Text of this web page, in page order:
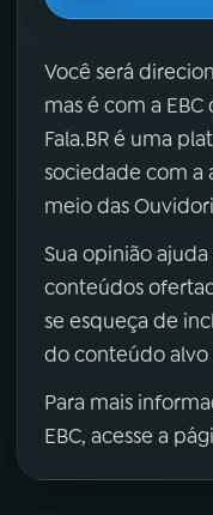
Você será
mas é com a
Fala.BR é uma
sociedade com a
meio das
Sua opinião ajuda
conteúdos
se esqueça de
do conteúdo alvo
Para mais
EBC, acesse a